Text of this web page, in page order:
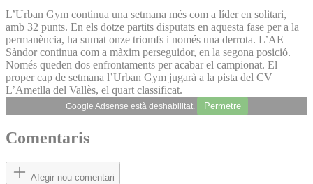
L’Urban Gym continua una setmana més com a líder en solitari,
amb 32 punts. En els dotze partits disputats en aquesta fase per a la
permanència, ha sumat onze triomfs i només una derrota. L’AE
Sàndor continua com a màxim perseguidor, en la segona posició.
Només queden dos enfrontaments per acabar el campionat. El
proper cap de setmana l’Urban Gym jugarà a la pista del CV
L’Ametlla del Vallès, el quart classificat.
Google Adsense està deshabilitat. Permetre
Comentaris
Afegir nou comentari